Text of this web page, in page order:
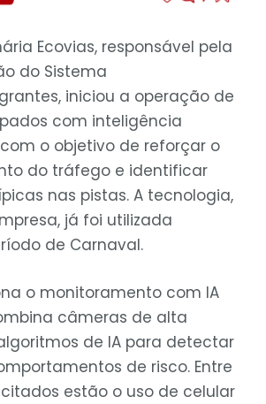
Ecovias, responsável pela
do Sistema
iniciou a operação de
com inteligência
o objetivo de reforçar o
do tráfego e identificar
nas pistas. A tecnologia,
já foi utilizada
de Carnaval.
o monitoramento com IA
câmeras de alta
de IA para detectar
de risco. Entre
estão o uso de celular